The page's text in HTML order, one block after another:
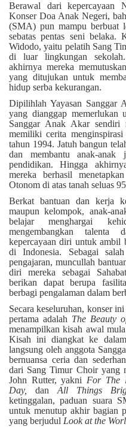
Berawal dari kepercayaan
Konser Doa Anak Negeri,
(SMA) pun mampu berbuat
sebatas pentas seni belaka.
Widodo, yaitu pelatih Sang
di luar lingkungan
akhirnya mereka
yang ditujukan untuk
hidup serba kekurangan.
Dipilihlah Yayasan Sanggar
yang dianggap
Sanggar Anak Akar sendiri
memiliki cerita
tahun 1994. Jatuh bangun
dan membantu anak-anak
pendidikan. Hingga
mereka berhasil
Otonom di atas tanah seluas
Berkat bantuan dan kerja
maupun kelompok, anak-
belajar menghargai
mengembangkan talenta
kepercayaan diri untuk ambil
di Indonesia. Sebagai
pengajaran, muncullah
diri mereka sebagai
berikan dapat berupa
berbagi pengalaman dalam
Secara keseluruhan, konser
pertama adalah The Beauty
menampilkan kisah awal
Kisah ini diangkat ke
langsung oleh anggota
bernuansa ceria dan
dari Sang Timur Choir yang
John Rutter, yakni For The
Day, dan All Things
ketinggalan, paduan suara
untuk menutup akhir bagian
yang berjudul Look at the